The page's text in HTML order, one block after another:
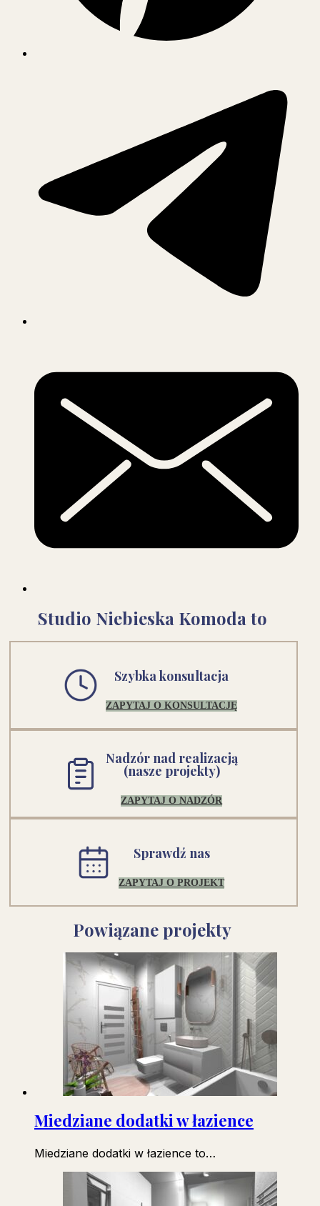
Studio Niebieska Komoda to
Szybka konsultacja
ZAPYTAJ O KONSULTACJĘ
Nadzór nad realizacją
(nasze projekty)
ZAPYTAJ O NADZÓR
Sprawdź nas
ZAPYTAJ O PROJEKT
Powiązane projekty
Miedziane dodatki w łazience
Miedziane dodatki w łazience to…